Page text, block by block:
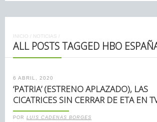
INICIO / NOTICIAS /
ALL POSTS TAGGED HBO
6 ABRIL, 2020
‘PATRIA’ (ESTRENO APLAZADO), LAS
CICATRICES SIN CERRAR DE ETA EN
POR LUIS CADENAS BORGES